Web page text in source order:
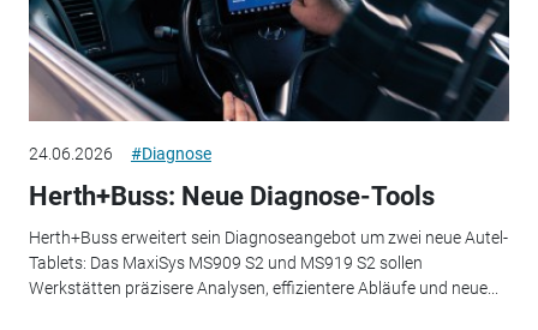
24.06.2026 #Diagnose
Herth+Buss: Neue Diagnose-Tools
Herth+Buss erweitert sein Diagnoseangebot um zwei neue Autel-
Tablets: Das MaxiSys MS909 S2 und MS919 S2 sollen
Werkstätten präzisere Analysen, effizientere Abläufe und neue...